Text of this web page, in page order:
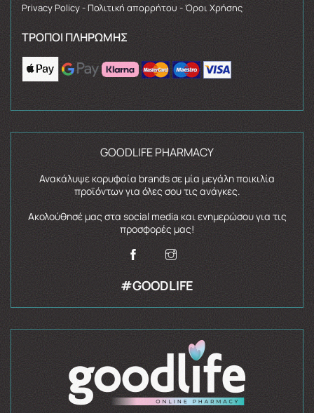
Privacy Policy - Πολιτική απορρήτου - Όροι Χρήσης
ΤΡΌΠΟΙ ΠΛΗΡΩΜΉΣ
GOODLIFE PHARMACY
Ανακάλυψε κορυφαία brands σε μία μεγάλη ποικιλία
προϊόντων για όλες σου τις ανάγκες.
Ακολούθησέ μας στα social media και ενημερώσου για τις
προσφορές μας!
#GOODLIFE